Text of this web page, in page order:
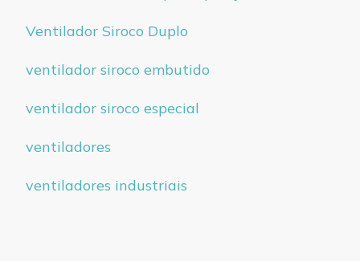
Ventilador Siroco Duplo
ventilador siroco embutido
ventilador siroco especial
ventiladores
ventiladores industriais